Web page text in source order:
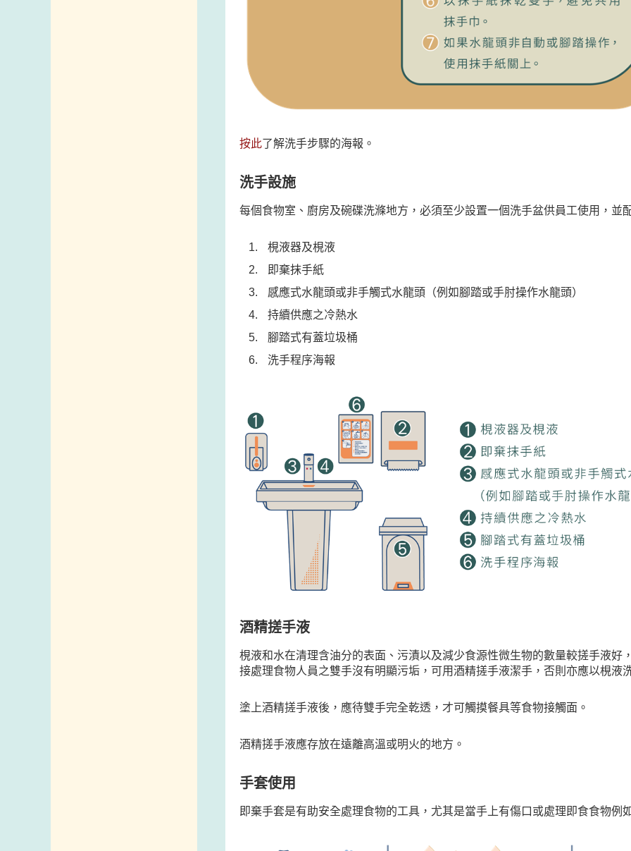
按此了解洗手步驟的海報。
洗手設施
每個食物室、廚房及碗碟洗滌地方，必須至少設置一個洗手盆供員工使用，並
梘液器及梘液
即棄抹手紙
感應式水龍頭或非手觸式水龍頭（例如腳踏或手肘操作水龍頭）
持續供應之冷熱水
腳踏式有蓋垃圾桶
洗手程序海報
酒精搓手液
梘液和水在清理含油分的表面、污漬以及減少食源性微生物的數量較搓手液好
接處理食物人員之雙手沒有明顯污垢，可用酒精搓手液潔手，否則亦應以梘液
塗上酒精搓手液後，應待雙手完全乾透，才可觸摸餐具等食物接觸面。
酒精搓手液應存放在遠離高溫或明火的地方。
手套使用
即棄手套是有助安全處理食物的工具，尤其是當手上有傷口或處理即食食物例